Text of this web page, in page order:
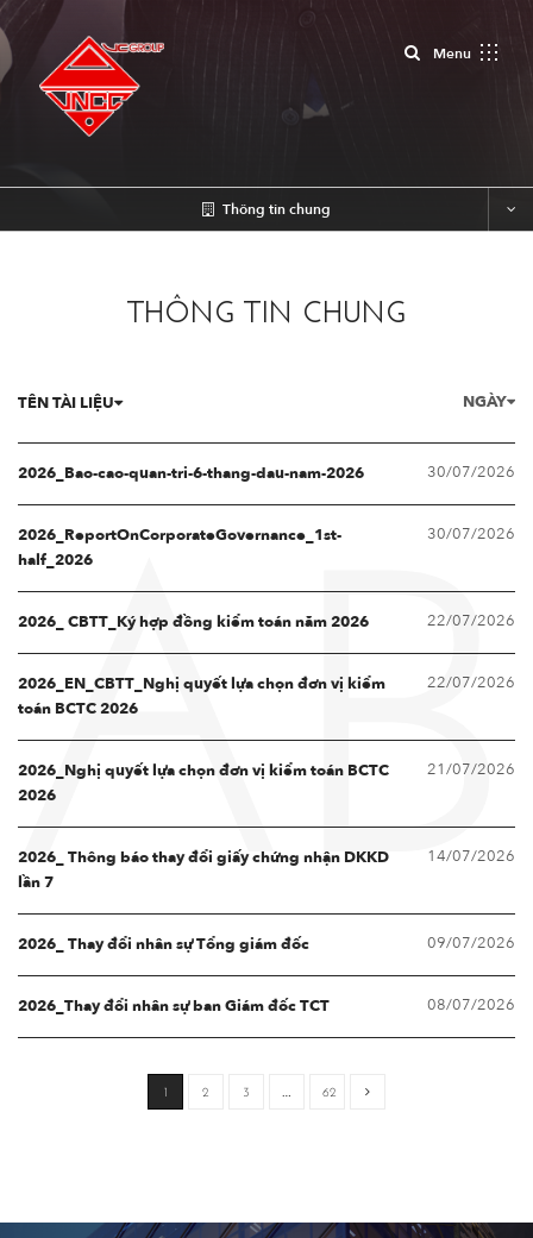
MenuClose
Thông tin chung
THÔNG TIN CHUNG
TÊN TÀI LIỆU NGÀY
2026_Bao-cao-quan-tri-6-thang-dau-nam-2026 30/07/2026
2026_ReportOnCorporateGovernance_1st-
half_2026
30/07/2026
2026_ CBTT_Ký hợp đồng kiểm toán năm 2026 22/07/2026
2026_EN_CBTT_Nghị quyết lựa chọn đơn vị kiểm
toán BCTC 2026
22/07/2026
2026_Nghị quyết lựa chọn đơn vị kiểm toán BCTC
2026
21/07/2026
2026_ Thông báo thay đổi giấy chứng nhận DKKD
lần 7
14/07/2026
2026_ Thay đổi nhân sự Tổng giám đốc 09/07/2026
2026_Thay đổi nhân sự ban Giám đốc TCT 08/07/2026
1 2 3 … 62